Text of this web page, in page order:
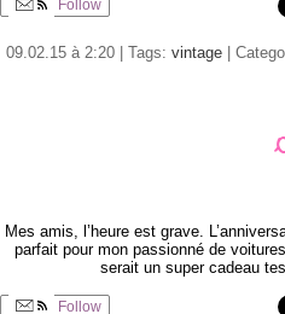
Follow
09.02.15 à 2:20 | Tags: vintage |
Mes amis, l’heure est grave.
parfait pour mon passionné de
serait un super cadeau
Follow